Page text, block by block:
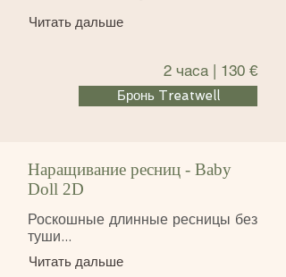
Читать дальше
2 часа | 130 €
Бронь Treatwell
Наращивание ресниц - Baby
Doll 2D
Роскошные длинные ресницы без
туши...
Читать дальше